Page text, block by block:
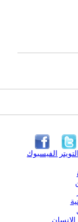
الفيسبوك التويتر